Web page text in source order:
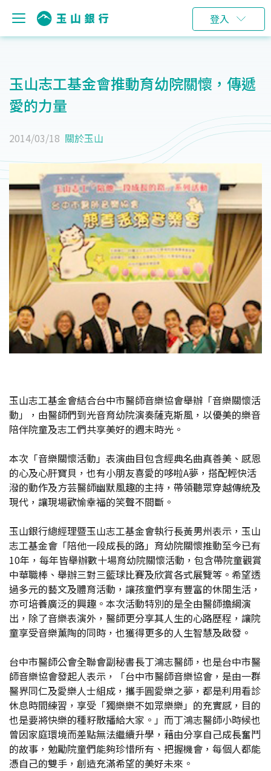
登入
玉山志工基金會推動育幼院關懷，傳遞
愛的力量
2014/03/18 關於玉山
玉山志工基金會結合台中市醫師音樂協會舉辦「音樂關懷活
動」，由醫師們到光音育幼院演奏薩克斯風，以優美的樂音
陪伴院童及志工們共享美好的週末時光。
本次「音樂關懷活動」表演曲目包含經典名曲真善美、感恩
的心及心肝寶貝，也有小朋友喜愛的哆啦A夢，搭配輕快活
潑的動作及方芸醫師幽默風趣的主持，帶領聽眾穿越傳統及
現代，讓現場歡愉幸福的笑聲不間斷。
玉山銀行總經理暨玉山志工基金會執行長黃男州表示，玉山
志工基金會「陪他一段成長的路」育幼院關懷推動至今已有
10年，每年皆舉辦數十場育幼院關懷活動，包含帶院童觀賞
中華職棒、舉辦三對三籃球比賽及欣賞各式展覽等。希望透
過多元的藝文及體育活動，讓孩童們享有豐富的休閒生活，
亦可培養廣泛的興趣。本次活動特別的是全由醫師擔綱演
出，除了音樂表演外，醫師更分享其人生的心路歷程，讓院
童享受音樂薰陶的同時，也獲得更多的人生智慧及啟發。
台中市醫師公會全聯會副秘書長丁鴻志醫師，也是台中市醫
師音樂協會發起人表示，「台中市醫師音樂協會，是由一群
醫界同仁及愛樂人士組成，攜手圓愛樂之夢，都是利用看診
休息時間練習，享受「獨樂樂不如眾樂樂」的充實感，目的
也是要將快樂的種籽散播給大家。」而丁鴻志醫師小時候也
曾因家庭環境而差點無法繼續升學，藉由分享自己成長奮鬥
的故事，勉勵院童們能夠珍惜所有、把握機會，每個人都能
憑自己的雙手，創造充滿希望的美好未來。